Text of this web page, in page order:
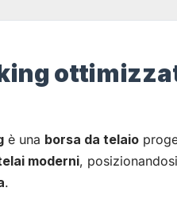
è una borsa da telaio
moderni,
.